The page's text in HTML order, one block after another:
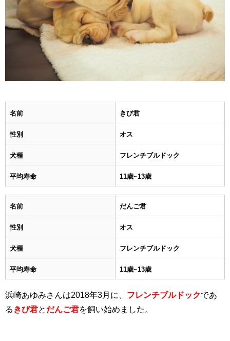
名前 きび君
性別 オス
犬種 フレンチブルドック
平均寿命 11歳~13歳
名前 だんご君
性別 オス
犬種 フレンチブルドック
平均寿命 11歳~13歳
浜崎あゆみさんは2018年3月に、 フレンチブルドックであ
る きび君と だんご君を飼い始めました。